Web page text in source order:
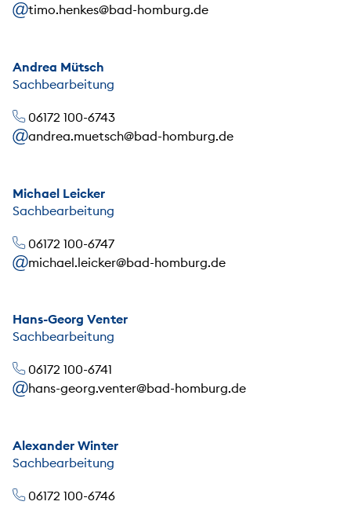
timo.henkes@bad-homburg.de
Andrea Mütsch
Sachbearbeitung
06172 100-6743
andrea.muetsch@bad-homburg.de
Michael Leicker
Sachbearbeitung
06172 100-6747
michael.leicker@bad-homburg.de
Hans-Georg Venter
Sachbearbeitung
06172 100-6741
hans-georg.venter@bad-homburg.de
Alexander Winter
Sachbearbeitung
06172 100-6746